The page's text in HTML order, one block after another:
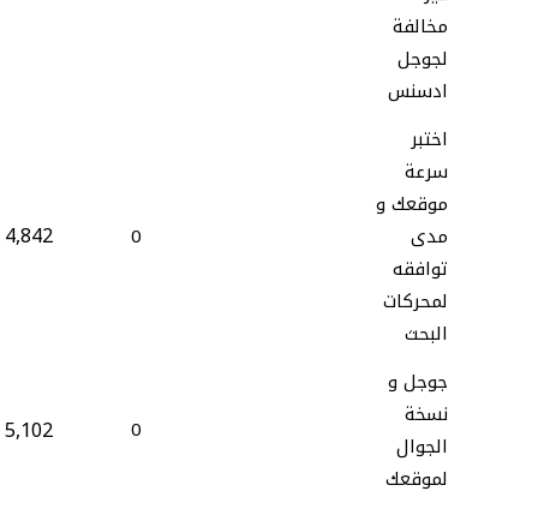
مخالفة
لجوجل
ادسنس
اختبر
سرعة
موقعك و
مدى
توافقه
لمحركات
البحث
0
4,842
جوجل و
نسخة
الجوال
لموقعك
0
5,102